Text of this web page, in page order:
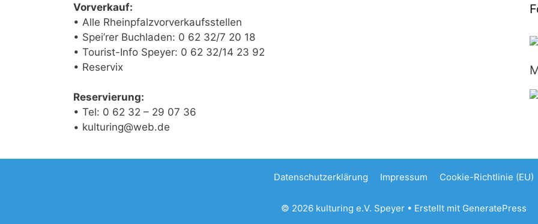
Vorverkauf:
• Alle Rheinpfalzvorverkaufsstellen
• Spei’rer Buchladen: 0 62 32/7 20 18
• Tourist-Info Speyer: 0 62 32/14 23 92
• Reservix
Reservierung:
• Tel: 0 62 32 – 29 07 36
• kulturing@web.de
Datenschutzerklärung Impressum Cookie-Richtlinie (EU)
© 2026 kulturing e.V. Speyer• Erstellt mit GeneratePress